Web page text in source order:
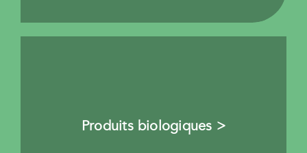
Produits biologiques >